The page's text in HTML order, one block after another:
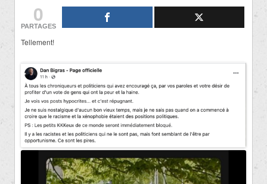
0
PARTAGES
Tellement!